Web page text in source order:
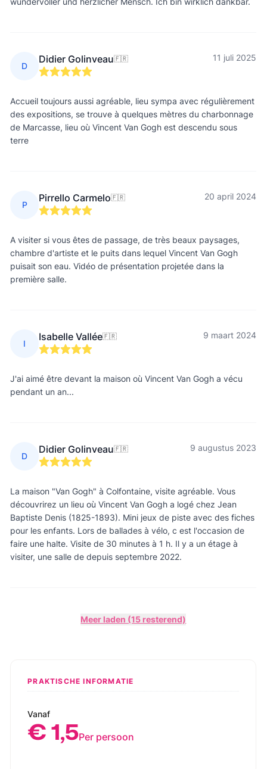
D
Didier Golinveau🇫🇷 11 juli 2025
Accueil toujours aussi agréable, lieu sympa avec régulièrement
des expositions, se trouve à quelques mètres du charbonnage
de Marcasse, lieu où Vincent Van Gogh est descendu sous
terre
P
Pirrello Carmelo🇫🇷 20 april 2024
A visiter si vous êtes de passage, de très beaux paysages,
chambre d'artiste et le puits dans lequel Vincent Van Gogh
puisait son eau. Vidéo de présentation projetée dans la
première salle.
I
Isabelle Vallée🇫🇷 9 maart 2024
J'ai aimé être devant la maison où Vincent Van Gogh a vécu
pendant un an...
D
Didier Golinveau🇫🇷 9 augustus 2023
La maison "Van Gogh" à Colfontaine, visite agréable. Vous
découvrirez un lieu où Vincent Van Gogh a logé chez Jean
Baptiste Denis (1825-1893). Mini jeux de piste avec des fiches
pour les enfants. Lors de ballades à vélo, c est l'occasion de
faire une halte. Visite de 30 minutes à 1 h. Il y a un étage à
visiter, une salle de depuis septembre 2022.
Meer laden (15 resterend)
PRAKTISCHE INFORMATIE
Vanaf
€ 1,5Per persoon